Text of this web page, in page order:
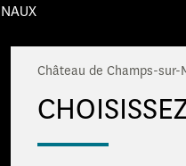
Château de Champs-sur-